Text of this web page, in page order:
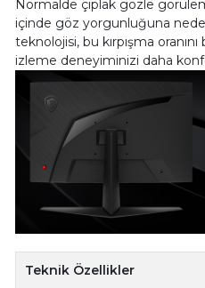
Normalde çıplak gözle
içinde göz yorgunluğuna
teknolojisi, bu kırpışma
izleme deneyiminizi daha
Teknik Özellikler